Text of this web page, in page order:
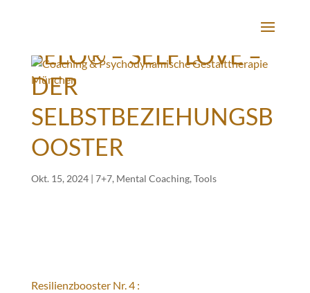
SELO® – SELF LOVE –
DER
SELBSTBEZIEHUNGSB
OOSTER
Okt. 15, 2024| 7+7, Mental Coaching, Tools
Resilienzbooster Nr. 4 :